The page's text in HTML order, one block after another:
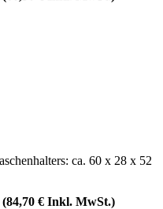
ca. 60 x 28 x 52
€ Inkl. MwSt.)